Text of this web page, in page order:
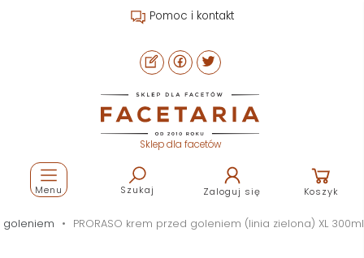
Pomoc i kontakt
Sklep dla facetów
Szukaj Zaloguj się Koszyk
Menu
goleniem PRORASO krem przed goleniem (linia zielona) XL 300ml